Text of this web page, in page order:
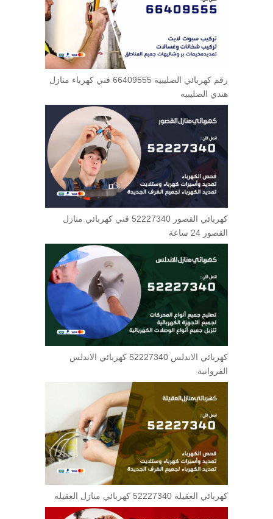
رقم كهربائي الصليبية 66409555 فني كهرباء منازل
هندي الصليبيه
كهربائي القصور 52227340 فني كهربائي منازل
القصور 24 ساعة
كهربائي الاندلس 52227340 كهربائي الاندلس
الفروانية
كهربائي العقيلة 52227340 كهربائي منازل العقيله